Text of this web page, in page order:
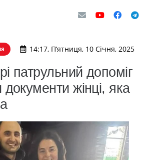
14:17, П’ятниця, 10 Січня, 2025
патрульний допоміг
жінці, яка